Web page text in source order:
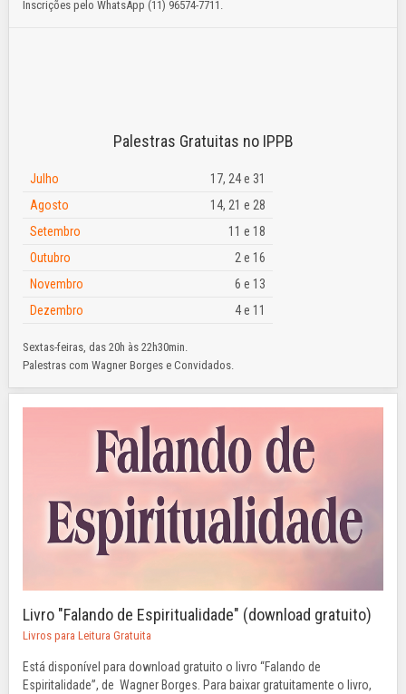
Inscrições pelo WhatsApp (11) 96574-7711.
Palestras Gratuitas no IPPB
Julho
17, 24 e 31
Agosto
14, 21 e 28
Setembro
11 e 18
Outubro
2 e 16
Novembro
6 e 13
Dezembro
4 e 11
Sextas-feiras, das 20h às 22h30min.
Palestras com Wagner Borges e Convidados.
Livro "Falando de Espiritualidade" (download gratuito)
Livros para Leitura Gratuita
Está disponível para download gratuito o livro “Falando de
Espiritalidade”, de Wagner Borges. Para baixar gratuitamente o livro,